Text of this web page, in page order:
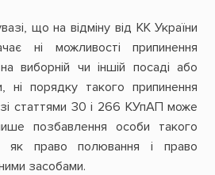
що на відміну від КК України
ні можливості припинення
виборній чи іншій посаді або
ні порядку такого припинення
зі статтями 30 і 266 КУпАП може
позбавлення особи такого
як право полювання і право
засобами.